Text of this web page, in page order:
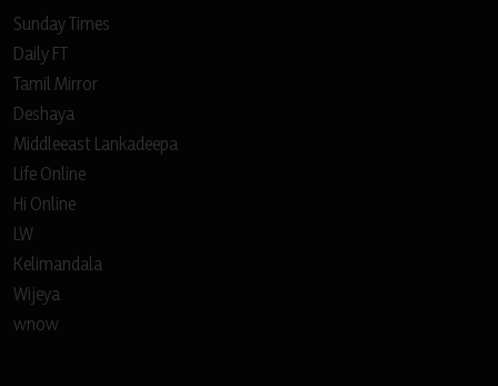
Sunday Times
Daily FT
Tamil Mirror
Deshaya
Middleeast Lankadeepa
Life Online
Hi Online
LW
Kelimandala
Wijeya
wnow